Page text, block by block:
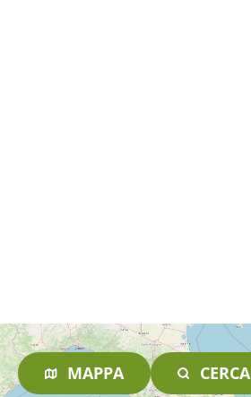
MAPPA CERCA